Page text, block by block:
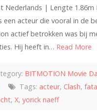
Nederlands | Lengte 1.86m
een acteur die vooral in de
actief betrokken was bij
Hij heeft in… Read More
BITMOTION Movie
Tags: acteur, Clash,
, X, yorick naeff